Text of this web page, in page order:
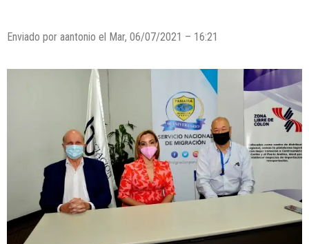
Enviado por aantonio el Mar, 06/07/2021 – 16:21